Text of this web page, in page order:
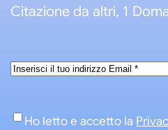
Citazione da altri, 1
Email*
Consenso*
Ho letto e accetto la